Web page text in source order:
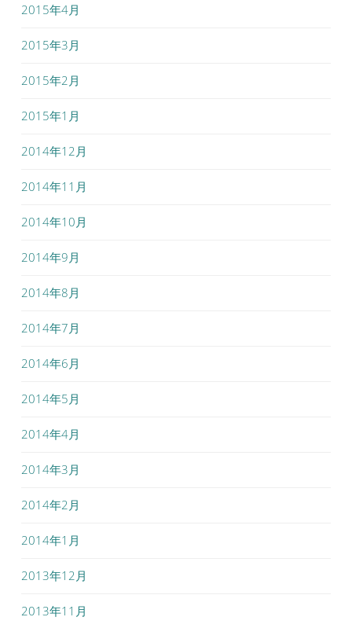
2015年4月
2015年3月
2015年2月
2015年1月
2014年12月
2014年11月
2014年10月
2014年9月
2014年8月
2014年7月
2014年6月
2014年5月
2014年4月
2014年3月
2014年2月
2014年1月
2013年12月
2013年11月